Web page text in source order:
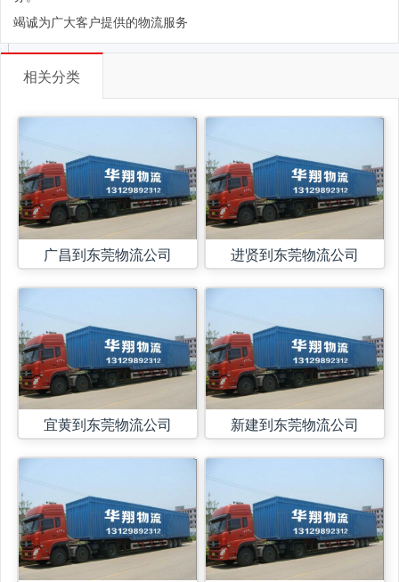
竭诚为广大客户提供的物流服务
相关分类
广昌到东莞物流公司
宜黄到东莞物流公司
进贤到东莞物流公司
新建到东莞物流公司